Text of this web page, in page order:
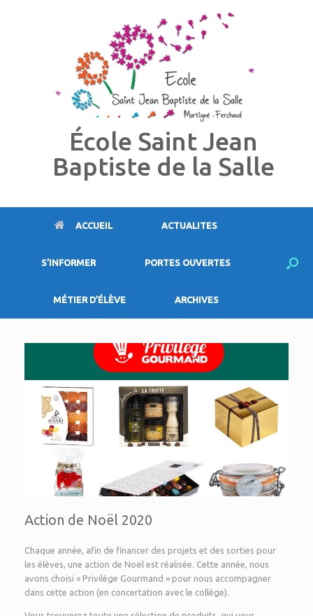
École Saint Jean
Baptiste de la Salle
ACCUEIL ACTUALITES
S’INFORMER PORTES OUVERTES
MÉTIER D’ÉLÈVE ARCHIVES
Action de Noël 2020
Chaque année, afin de financer des projets et des sorties pour
les élèves, une action de Noël est réalisée. Cette année, nous
avons choisi « Privilège Gourmand » pour nous accompagner
dans cette action (en concertation avec le collège).